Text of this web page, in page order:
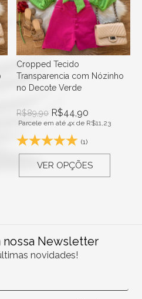
Cropped Tecido
Transparencia com Nózinho
no Decote Verde
R$89,90 R$44,90
Parcele em até 4x de R$11,23
(1)
VER OPÇÕES
nossa Newsletter
novidades!